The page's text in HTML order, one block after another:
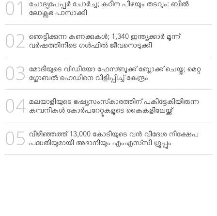
ചോദ്യപേപ്പര്‍ ചോര്‍ച്ച; കഠിന പിഴയും തടവും: ബില്‍
ലോക്സഭ പാസാക്കി
ഞെട്ടിക്കുന്ന കണക്കുകള്‍; 1,340 ഇന്ത്യക്കാര്‍ മൂന്ന്
വര്‍ഷത്തിനിടെ ഗള്‍ഫില്‍ ജീവനൊടുക്കി
മോദിയുടെ വീഡിയോ ഫേസ്ബുക്ക് ബ്ലോക്ക് ചെയ്തു; മെറ്റ
ഗ്ലോബല്‍ ഹെഡിനെ വിളിപ്പിച്ച് കേന്ദ്രം
മലയാളിയുടെ ഭഷ്യസംസ്‌കാരത്തിന് പകിട്ടേകിയിരുന്ന
കമ്പനികള്‍ കോര്‍പറേറ്റുകളുടെ കൈകളിലേയ്ക്ക്
വിഴിഞ്ഞത്ത് 13,000 കോടിയുടെ വന്‍ വിദേശ നിക്ഷേപ
പദ്ധതിയുമായി അദാനിയും എംഎസ്‌സി ഗ്രൂപ്പും